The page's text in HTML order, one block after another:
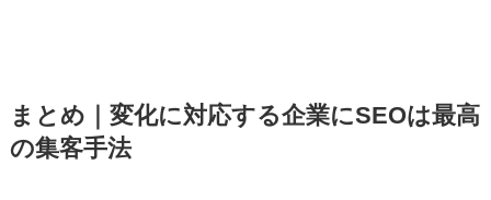
まとめ｜変化に対応する企業にSEOは最高
の集客手法